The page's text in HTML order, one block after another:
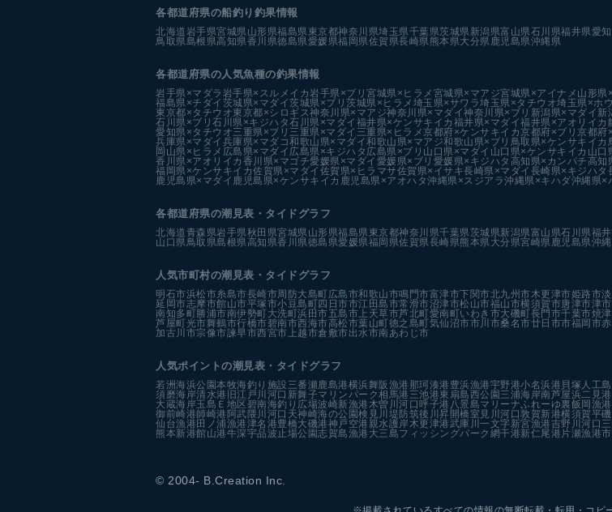
各都道府県の船釣り釣果情報
北海道岩手県宮城県山形県福島県東京都神奈川県埼玉県千葉県茨城県新潟県富山県石川県福井県愛
鳥取県島根県高知県香川県徳島県愛媛県福岡県佐賀県長崎県熊本県大分県鹿児島県沖縄県
各都道府県の人気魚種の釣果情報
岩手県×マダラ 岩手県×スルメイカ岩手県×ブリ 宮城県×ヒラメ 宮城県×マアジ宮城県×アイナメ 山形県
福島県×チダイ 茨城県×マダイ茨城県×ブリ 茨城県×ヒラメ 埼玉県×サワラ埼玉県×タチウオ埼玉県×ホ
東京都×タチウオ東京都×シロギス神奈川県×マアジ神奈川県×マダイ神奈川県×ブリ 新潟県×マダイ 新
石川県×ブリ 石川県×キジハタ石川県×マダイ 福井県×ケンサキイカ 福井県×マダイ福井県×アオリイカ
愛知県×タチウオ三重県×ブリ 三重県×マダイ 三重県×ヒラメ京都府×ケンサキイカ京都府×ブリ 京都府
兵庫県×マダイ 兵庫県×マダコ和歌山県×マダイ和歌山県×マアジ和歌山県×ブリ 鳥取県×ケンサキイカ
岡山県×ヒラメ 広島県×マダイ 広島県×キジハタ 広島県×ブリ 山口県×マダイ 山口県×ケンサキイカ 山口
香川県×アオリイカ 香川県×マゴチ愛媛県×マダイ 愛媛県×ブリ 愛媛県×キジハタ 高知県×カンパチ高知
福岡県×ケンサキイカ佐賀県×マダイ 佐賀県×ヒラマサ佐賀県×イサキ長崎県×マダイ 長崎県×キジハタ
鹿児島県×マダイ 鹿児島県×ケンサキイカ 鹿児島県×アオハタ沖縄県×スジアラ沖縄県×キハダ沖縄県×
各都道府県の潮見表 ・タイドグラフ
北海道青森県岩手県秋田県宮城県山形県福島県東京都神奈川県千葉県茨城県新潟県富山県石川県福
山口県鳥取県島根県高知県香川県徳島県愛媛県福岡県佐賀県長崎県熊本県大分県宮崎県鹿児島県沖
人気市町村の潮見表・タイドグラフ
明石市浜松市糸島市長崎市周防大島町広島市和歌山市鳴門市富津市下関市北九州市木更津市姫路市
延岡市志摩市館山市平塚市小豆島町四日市市江田島市常滑市沼津市松山市福山市横須賀市唐津市津市
南知多町勝浦市南伊勢町大洗町浜田市五島市 上天草市芦北町愛南町いわき市大磯町長門市千葉市焼
芦屋町光市舞鶴市行橋市碧南市西海市高松市葉山町徳之島町気仙沼市市川市桑名市廿日市市福岡市
加古川市宗像市諫早市西宮市 上越市倉敷市出水市南あわじ市
人気ポイントの潮見表・タイドグラフ
若洲海浜公園本牧海釣り施設 三番瀬鹿島港横浜舞阪漁港 那珂湊港 豊浜漁港宇野港小名浜港 貝塚人工島
須磨海岸清水港 旧江戸川河口 新舞子マリンパーク相馬港 三池港東扇島西公園 三浦海岸南芦屋浜二見港
大蔵海岸玉島Ｅ地区 碧南海釣り広場波崎新漁港木曽川河口 呼子港 八景島マリーナふれーゆ裏飯岡漁港
御前崎港師崎港 阿武隈川河口 天神崎海の公園検見川堤防筑後川昇開橋室見川河口敦賀新港横須賀平
仙台漁港 田ノ浦漁港津名港豊橋大磯港神戸空港親水護岸木更津港武庫川一文字 新宮漁港吉野川河口
熊本新港館山港牛深宇品波止場公園志賀島漁港 大三島フィッシングパーク 網干港新仁尾港 片瀬漁港
© 2004- B.Creation Inc.